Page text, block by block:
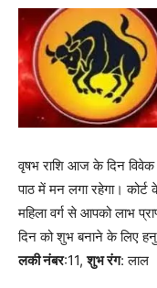
वृषभ राशि आज के दिन
पाठ में मन लगा रहेगा। कोर्ट
महिला वर्ग से आपको लाभ
दिन को शुभ बनाने के लिए
लकी नंबर:11,शुभ रंग: लाल